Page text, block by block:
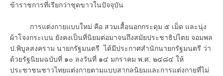
ข้าราชการที่เรียกว่าชุดขาวในปัจจุบัน
การแต่งกายแบบใหม่ คือ สวมเสื้อนอกกระดุม ๕ เม็ด และนุ่ง
ผ้าโจงกระเบน ยังคงเป็นที่นิยมต่อมาจนถึงสมัยประชาธิปไตย จอมพล
ป.พิบูลสงคราม นายกรัฐมนตรี ได้มีประกาศสำนักนายกรัฐมนตรี ว่า
ด้วยรัฐนิยมฉบับที่ ๑๐ ลงวันที่ ๑๔ มกราคม พ.ศ. ๒๔๘๔ ให้
ประชาชนชาวไทยแต่งกายตามแบบสากลนิยมและการแต่งกายที่ไม่